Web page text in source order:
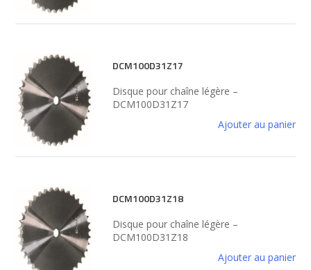
DCM100D31Z17
Disque pour chaîne légère –
DCM100D31Z17
Ajouter au panier
DCM100D31Z18
Disque pour chaîne légère –
DCM100D31Z18
Ajouter au panier